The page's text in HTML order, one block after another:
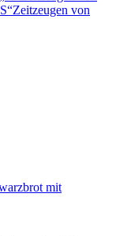
S Zeitzeugen von
mit